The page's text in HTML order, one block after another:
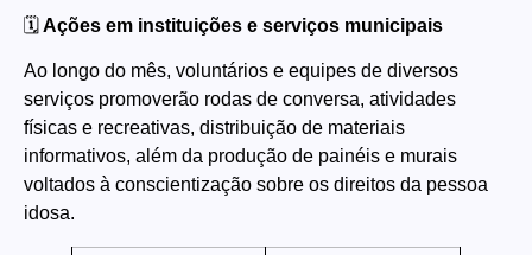
🗓️ Ações em instituições e serviços municipais
Ao longo do mês, voluntários e equipes de diversos
serviços promoverão rodas de conversa, atividades
físicas e recreativas, distribuição de materiais
informativos, além da produção de painéis e murais
voltados à conscientização sobre os direitos da pessoa
idosa.